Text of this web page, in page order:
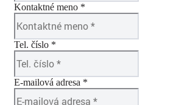
Kontaktné meno *
Tel. číslo *
E-mailová adresa *